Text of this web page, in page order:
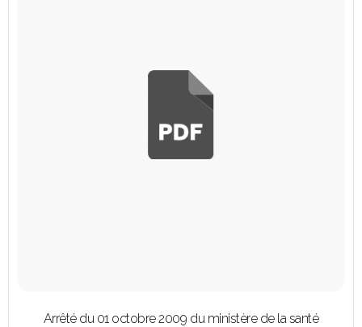
Arrêté du 01 octobre 2009 du ministère de la santé